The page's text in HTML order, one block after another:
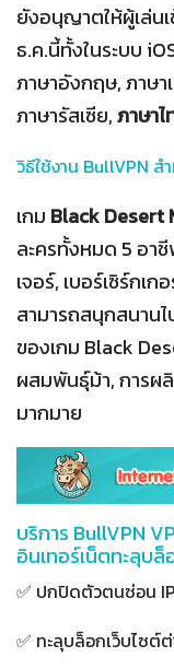
ยังอนุญาตให้ผู้เล่น
ธ.ค.นี้ทั้งในระบบ
ภาษาอังกฤษ, ภาษา
ภาษารัสเซีย,ภาษา
วิธีใช้งาน BullVPN
เกม Black Desert
ละครทั้งหมด 5 อาชี
เจอร์, เบอร์เซิร์กเ
สามารถสนุกสนาน
ของเกม Black
ผสมพันธุ์ม้า, การผ
มากมาย
บริการ BullVPN
อินเทอร์เน็ตทะลุบ
✅ ปกปิดตัวตนซ่อน IP
✅ ทะลุบล็อกเว็บไซต์